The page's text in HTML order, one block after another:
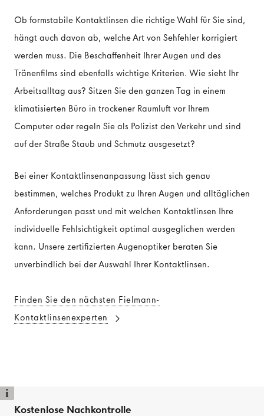
Ob formstabile Kontaktlinsen die richtige Wahl für Sie sind,
hängt auch davon ab, welche Art von Sehfehler korrigiert
werden muss. Die Beschaffenheit Ihrer Augen und des
Tränenfilms sind ebenfalls wichtige Kriterien. Wie sieht Ihr
Arbeitsalltag aus? Sitzen Sie den ganzen Tag in einem
klimatisierten Büro in trockener Raumluft vor Ihrem
Computer oder regeln Sie als Polizist den Verkehr und sind
auf der Straße Staub und Schmutz ausgesetzt?
Bei einer Kontaktlinsenanpassung lässt sich genau
bestimmen, welches Produkt zu Ihren Augen und alltäglichen
Anforderungen passt und mit welchen Kontaktlinsen Ihre
individuelle Fehlsichtigkeit optimal ausgeglichen werden
kann. Unsere zertifizierten Augenoptiker beraten Sie
unverbindlich bei der Auswahl Ihrer Kontaktlinsen.
Finden Sie den nächsten Fielmann-
Kontaktlinsenexperten
i
Kostenlose Nachkontrolle